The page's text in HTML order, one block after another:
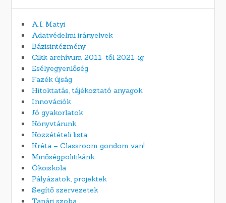
A.I. Matyi
Adatvédelmi irányelvek
Bázisintézmény
Cikk archívum 2011-től 2021-ig
Esélyegyenlőség
Fazék újság
Hitoktatás, tájékoztató anyagok
Innovációk
Jó gyakorlatok
Könyvtárunk
Közzétételi lista
Kréta – Classroom gondom van!
Minőségpolitikánk
Ökoiskola
Pályázatok, projektek
Segítő szervezetek
Tanári szoba